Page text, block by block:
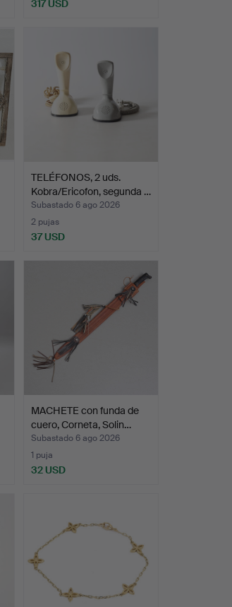
317 USD
TELÉFONOS, 2 uds.
Kobra/Ericofon, segunda …
Subastado 6 ago 2026
2 pujas
37 USD
MACHETE con funda de
cuero, Corneta, Solin…
Subastado 6 ago 2026
1 puja
32 USD